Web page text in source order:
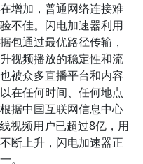
增加，普通网络连接难
不佳。闪电加速器利用
包通过最优路径传输，
视频播放的稳定性和流
被众多直播平台和内容
在任何时间、任何地点
据中国互联网信息中心
视频用户已超过8亿，用
断上升，闪电加速器正
。